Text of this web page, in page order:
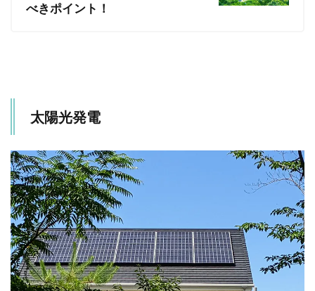
階段
エリ
アの
点
12
建て
る場
所②
学
校・
幼稚
園・
保育
べきポイント！
太陽光発電